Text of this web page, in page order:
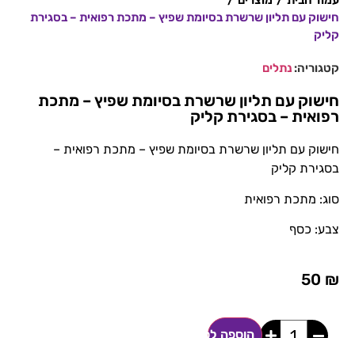
חישוק עם תליון שרשרת בסיומת שפיץ – מתכת רפואית – בסגירת
קליק
קטגוריה: נתלים
חישוק עם תליון שרשרת בסיומת שפיץ – מתכת
רפואית – בסגירת קליק
חישוק עם תליון שרשרת בסיומת שפיץ – מתכת רפואית –
בסגירת קליק
סוג: מתכת רפואית
צבע: כסף
50 ₪
הוספה לסל